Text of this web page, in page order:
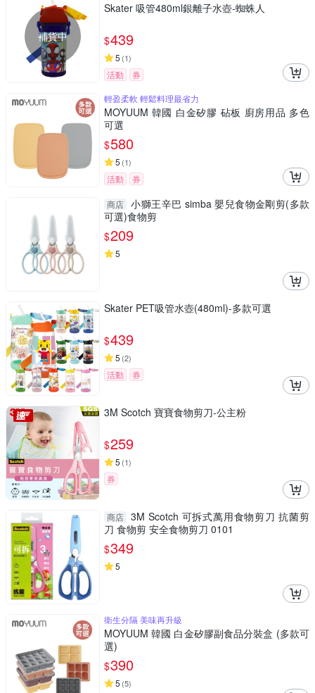
補貨中
Skater 吸管480ml銀離子水壺-蜘蛛人
$439
5 (1)
活動
券
輕盈柔軟 輕鬆料理最省力
MOYUUM 韓國 白金矽膠 砧板 廚房用品 多色
可選
$580
5 (1)
活動 券
商店 小獅王辛巴 simba 嬰兒食物金剛剪(多款
可選)食物剪
$209
5
Skater PET吸管水壺(480ml)-多款可選
$439
5 (2)
活動 券
3M Scotch 寶寶食物剪刀-公主粉
$259
5 (1)
券
商店 3M Scotch 可拆式萬用食物剪刀 抗菌剪
刀 食物剪 安全食物剪刀 0101
$349
5
衛生分隔 美味再升級
MOYUUM 韓國 白金矽膠副食品分裝盒 (多款可
選)
$390
5 (5)